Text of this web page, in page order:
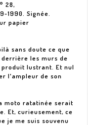
28,
1990. Signée.
papier
sans doute ce que
derrière les murs de
lustrant. Et nul
l'ampleur de son
moto ratatinée serait
Et, curieusement, ce
je me suis souvenu